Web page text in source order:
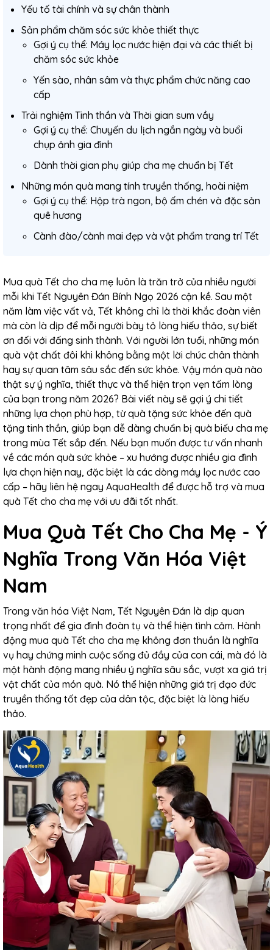
Yếu tố tài chính và sự chân thành
Sản phẩm chăm sóc sức khỏe thiết thực
Gợi ý cụ thể: Máy lọc nước hiện đại và các thiết bị
chăm sóc sức khỏe
Yến sào, nhân sâm và thực phẩm chức năng cao
cấp
Trải nghiệm Tinh thần và Thời gian sum vầy
Gợi ý cụ thể: Chuyến du lịch ngắn ngày và buổi
chụp ảnh gia đình
Dành thời gian phụ giúp cha mẹ chuẩn bị Tết
Những món quà mang tính truyền thống, hoài niệm
Gợi ý cụ thể: Hộp trà ngon, bộ ấm chén và đặc sản
quê hương
Cành đào/cành mai đẹp và vật phẩm trang trí Tết
Mua quà Tết cho cha mẹ luôn là trăn trở của nhiều người
mỗi khi Tết Nguyên Đán Bính Ngọ 2026 cận kề. Sau một
năm làm việc vất vả, Tết không chỉ là thời khắc đoàn viên
mà còn là dịp để mỗi người bày tỏ lòng hiếu thảo, sự biết
ơn đối với đấng sinh thành. Với người lớn tuổi, những món
quà vật chất đôi khi không bằng một lời chúc chân thành
hay sự quan tâm sâu sắc đến sức khỏe. Vậy món quà nào
thật sự ý nghĩa, thiết thực và thể hiện trọn vẹn tấm lòng
của bạn trong năm 2026? Bài viết này sẽ gợi ý chi tiết
những lựa chọn phù hợp, từ quà tặng sức khỏe đến quà
tặng tinh thần, giúp bạn dễ dàng chuẩn bị quà biếu cha mẹ
trong mùa Tết sắp đến. Nếu bạn muốn được tư vấn nhanh
về các món quà sức khỏe – xu hướng được nhiều gia đình
lựa chọn hiện nay, đặc biệt là các dòng máy lọc nước cao
cấp – hãy liên hệ ngay AquaHealth để được hỗ trợ và mua
quà Tết cho cha mẹ với ưu đãi tốt nhất.
Mua Quà Tết Cho Cha Mẹ - Ý
Nghĩa Trong Văn Hóa Việt
Nam
Trong văn hóa Việt Nam, Tết Nguyên Đán là dịp quan
trọng nhất để gia đình đoàn tụ và thể hiện tình cảm. Hành
động mua quà Tết cho cha mẹ không đơn thuần là nghĩa
vụ hay chứng minh cuộc sống đủ đầy của con cái, mà đó là
một hành động mang nhiều ý nghĩa sâu sắc, vượt xa giá trị
vật chất của món quà. Nó thể hiện những giá trị đạo đức
truyền thống tốt đẹp của dân tộc, đặc biệt là lòng hiếu
thảo.